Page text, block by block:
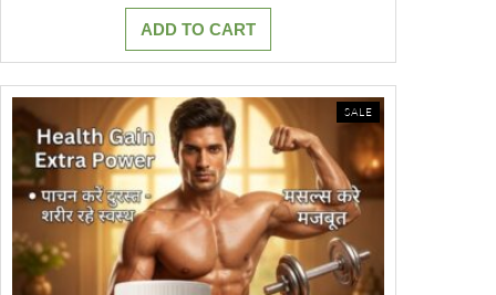
was:
₹550.00.
is:
ADD TO CART
SALEPRODUCT
ON
SALE